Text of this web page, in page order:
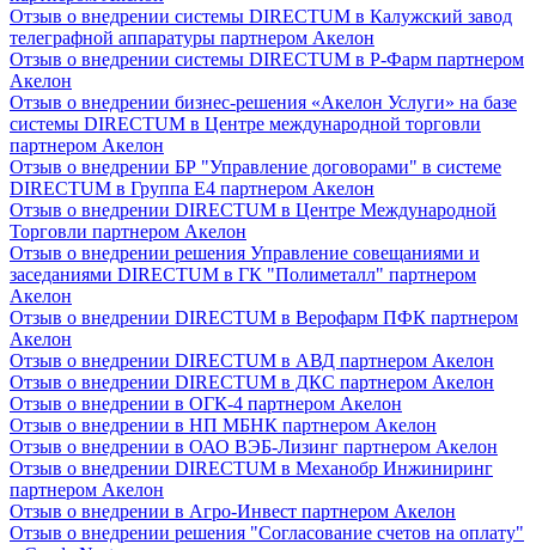
Отзыв о внедрении системы DIRECTUM в Калужский завод
телеграфной аппаратуры партнером Акелон
Отзыв о внедрении системы DIRECTUM в Р-Фарм партнером
Акелон
Отзыв о внедрении бизнес-решения «Акелон Услуги» на базе
системы DIRECTUM в Центре международной торговли
партнером Акелон
Отзыв о внедрении БР "Управление договорами" в системе
DIRECTUM в Группа Е4 партнером Акелон
Отзыв о внедрении DIRECTUM в Центре Международной
Торговли партнером Акелон
Отзыв о внедрении решения Управление совещаниями и
заседаниями DIRECTUM в ГК "Полиметалл" партнером
Акелон
Отзыв о внедрении DIRECTUM в Верофарм ПФК партнером
Акелон
Отзыв о внедрении DIRECTUM в АВД партнером Акелон
Отзыв о внедрении DIRECTUM в ДКС партнером Акелон
Отзыв о внедрении в ОГК-4 партнером Акелон
Отзыв о внедрении в НП МБНК партнером Акелон
Отзыв о внедрении в ОАО ВЭБ-Лизинг партнером Акелон
Отзыв о внедрении DIRECTUM в Механобр Инжиниринг
партнером Акелон
Отзыв о внедрении в Агро-Инвест партнером Акелон
Отзыв о внедрении решения "Согласование счетов на оплату"